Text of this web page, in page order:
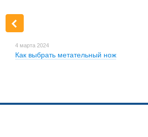
4 марта 2024
Как выбрать метательный нож